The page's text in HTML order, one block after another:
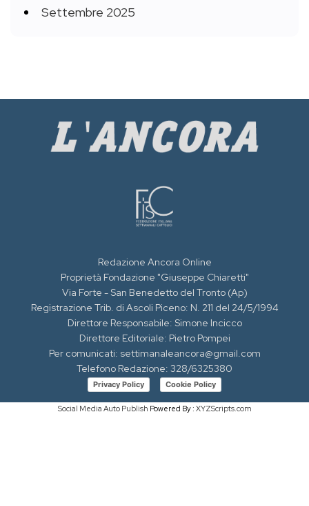
Settembre 2025
Redazione Ancora Online
Proprietà Fondazione "Giuseppe Chiaretti"
Via Forte - San Benedetto del Tronto (Ap)
Registrazione Trib. di Ascoli Piceno: N. 211 del 24/5/1994
Direttore Responsabile: Simone Incicco
Direttore Editoriale: Pietro Pompei
Per comunicati: settimanaleancora@gmail.com
Telefono Redazione: 328/6325380
Privacy Policy Cookie Policy
Social Media Auto Publish Powered By : XYZScripts.com